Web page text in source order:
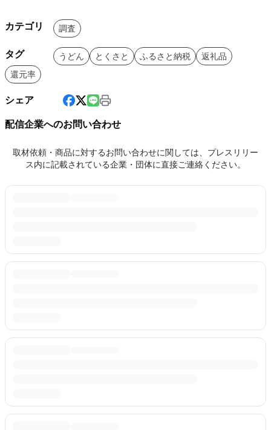
カテゴリ 調査
タグ うどん とくさと ふるさと納税
返礼品
還元率
シェア
配信企業へのお問い合わせ
取材依頼・商品に対するお問い合わせに関しては、プレスリリー
ス内に記載されている企業・団体に直接ご連絡ください。